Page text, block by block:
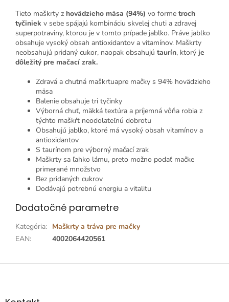
Tieto maškrty z hovädzieho mäsa (94%) vo forme troch
tyčiniek v sebe spájajú kombináciu skvelej chuti a zdravej
superpotraviny, ktorou je v tomto prípade jablko. Práve jablko
obsahuje vysoký obsah antioxidantov a vitamínov. Maškrty
neobsahujú pridaný cukor, naopak obsahujú taurín, ktorý je
dôležitý pre mačací zrak.
Zdravá a chutná maškrtuapre mačky s 94% hovädzieho
mäsa
Balenie obsahuje tri tyčinky
Výborná chuť, mäkká textúra a príjemná vôňa robia z
týchto maškŕt neodolateľnú dobrotu
Obsahujú jablko, ktoré má vysoký obsah vitamínov a
antioxidantov
S taurínom pre výborný mačací zrak
Maškrty sa ľahko lámu, preto možno podať mačke
primerané množstvo
Bez pridaných cukrov
Dodávajú potrebnú energiu a vitalitu
Dodatočné parametre
Kategória: Maškrty a tráva pre mačky
EAN: 4002064420561
Z